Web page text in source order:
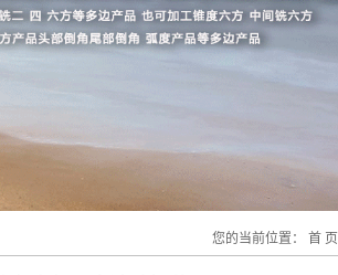
您的当前位置： 首 页